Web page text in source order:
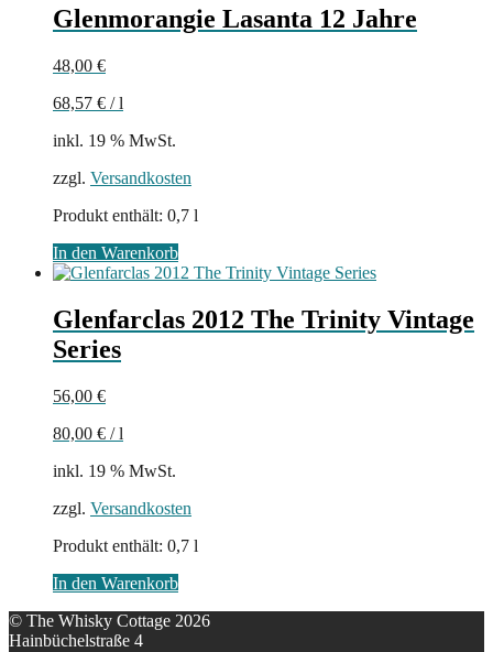
Glenmorangie Lasanta 12 Jahre
48,00 €
68,57 € /l
inkl. 19 % MwSt.
zzgl. Versandkosten
Produkt enthält: 0,7 l
In den Warenkorb
Glenfarclas 2012 The Trinity Vintage
Series
56,00 €
80,00 € /l
inkl. 19 % MwSt.
zzgl. Versandkosten
Produkt enthält: 0,7 l
In den Warenkorb
© The Whisky Cottage 2026
Hainbüchelstraße 4